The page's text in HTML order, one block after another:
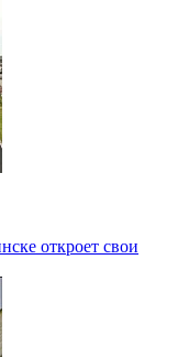
откроет свои